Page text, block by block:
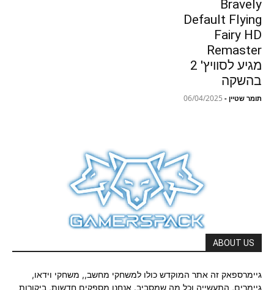
Bravely
Default Flying
Fairy HD
Remaster
מגיע לסוויץ' 2
בהשקה
תומר שטיין -
06/04/2025
ABOUT US
גיימרספאק זה אתר המוקדש כולו למשחקי מחשב,, משחקי וידאו,
גיימרים, התעשייה וכל מה שמסביב. אנחנו מספקים חדשות, ביקורות